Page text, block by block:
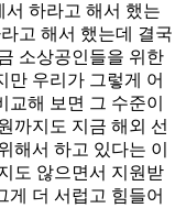
서 하라고 해서 했는
고 해서 했는데 결국
소상공인들을 위한
만 우리가 그렇게 어
해 보면 그 수준이
까지도 지금 해외 선
해서 하고 있다는 이
도 않으면서 지원받
게 더 서럽고 힘들어